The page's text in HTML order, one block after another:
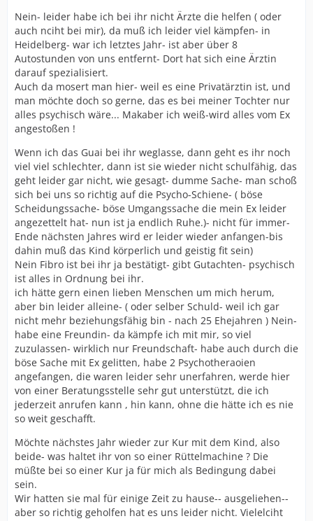
Nein- leider habe ich bei ihr nicht Ärzte die helfen ( oder
auch nciht bei mir), da muß ich leider viel kämpfen- in
Heidelberg- war ich letztes Jahr- ist aber über 8
Autostunden von uns entfernt- Dort hat sich eine Ärztin
darauf spezialisiert.
Auch da mosert man hier- weil es eine Privatärztin ist, und
man möchte doch so gerne, das es bei meiner Tochter nur
alles psychisch wäre... Makaber ich weiß-wird alles vom Ex
angestoßen !
Wenn ich das Guai bei ihr weglasse, dann geht es ihr noch
viel viel schlechter, dann ist sie wieder nicht schulfähig, das
geht leider gar nicht, wie gesagt- dumme Sache- man schoß
sich bei uns so richtig auf die Psycho-Schiene- ( böse
Scheidungssache- böse Umgangssache die mein Ex leider
angezettelt hat- nun ist ja endlich Ruhe.)- nicht für immer-
Ende nächsten Jahres wird er leider wieder anfangen-bis
dahin muß das Kind körperlich und geistig fit sein)
Nein Fibro ist bei ihr ja bestätigt- gibt Gutachten- psychisch
ist alles in Ordnung bei ihr.
ich hätte gern einen lieben Menschen um mich herum,
aber bin leider alleine- ( oder selber Schuld- weil ich gar
nicht mehr beziehungsfähig bin - nach 25 Ehejahren ) Nein-
habe eine Freundin- da kämpfe ich mit mir, so viel
zuzulassen- wirklich nur Freundschaft- habe auch durch die
böse Sache mit Ex gelitten, habe 2 Psychotheraoien
angefangen, die waren leider sehr unerfahren, werde hier
von einer Beratungsstelle sehr gut unterstützt, die ich
jederzeit anrufen kann , hin kann, ohne die hätte ich es nie
so weit geschafft.
Möchte nächstes Jahr wieder zur Kur mit dem Kind, also
beide- was haltet ihr von so einer Rüttelmachine ? Die
müßte bei so einer Kur ja für mich als Bedingung dabei
sein.
Wir hatten sie mal für einige Zeit zu hause-- ausgeliehen--
aber so richtig geholfen hat es uns leider nicht. Vielelciht